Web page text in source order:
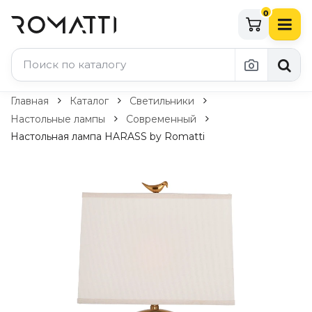
0
Каталог Romatti
Свет и освещение
Технический свет
Уличное освещение
Комплектующие
Главная Каталог
Светильники
Настольные лампы
Современный
Настольная лампа HARASS by Romatti